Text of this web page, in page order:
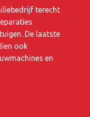
terecht
De laatste
ook
en